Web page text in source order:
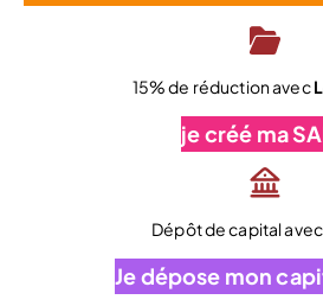
15% de réduction avec
je créé ma
Dépôt de capital
Je dépose mon